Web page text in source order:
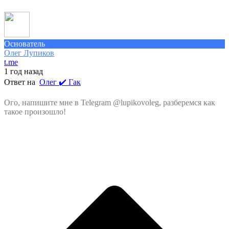
Основатель
Олег Лупиков
t.me
1 год назад
Ответ на Олег ✔️ Гак
Ого, напишите мне в Telegram @lupikovoleg, разберемся как
такое произошло!